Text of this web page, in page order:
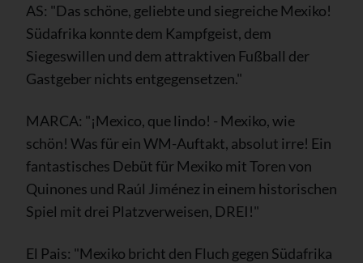
AS: "Das schöne, geliebte und siegreiche Mexiko!
Südafrika konnte dem Kampfgeist, dem
Siegeswillen und dem attraktiven Fußball der
Gastgeber nichts entgegensetzen."
MARCA: "¡Mexico, que lindo! - Mexiko, wie
schön! Was für ein WM-Auftakt, absolut irre! Ein
fantastisches Debüt für Mexiko mit Toren von
Quinones und Raúl Jiménez in einem historischen
Spiel mit drei Platzverweisen, DREI!"
El Pais: "Mexiko bricht den Fluch gegen Südafrika